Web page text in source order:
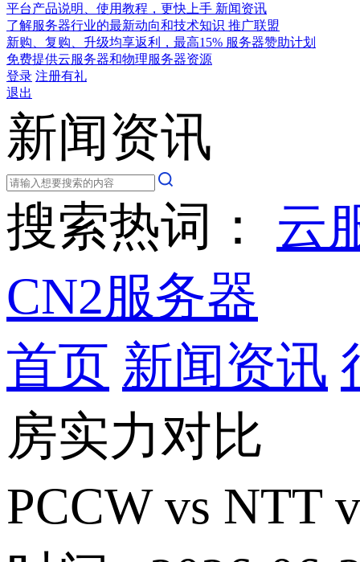
平台产品说明、使用教程，更快上手 新闻资讯
了解服务器行业的最新动向和技术知识 推广联盟
新购、复购、升级均享返利，最高15% 服务器赞助计划
免费提供云服务器和物理服务器资源
登录 注册有礼
退出
新闻资讯
搜索热词： 云
CN2服务器
首页 新闻资讯
房实力对比
PCCW vs NTT